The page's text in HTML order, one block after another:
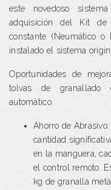
este novedoso
adquisición del Kit de
constante (Neumático
instalado el sistema
Oportunidades de
tolvas de granallado
automático.
Ahorro de
cantidad
en la manguera,
el control remoto.
kg de granalla